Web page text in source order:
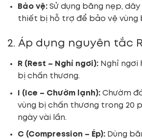
Bảo vệ:Sử dụng băng nẹp,
thiết bị hỗ trợ để bảo vệ vùng
2. Áp dụng nguyên tắc
R (Rest – Nghỉ ngơi):Nghỉ ngơi
bị chấn thương.
I (Ice – Chườm lạnh):Chườm
vùng bị chấn thương trong 20
ngày vài lần.
C (Compression – Ép):Dùng